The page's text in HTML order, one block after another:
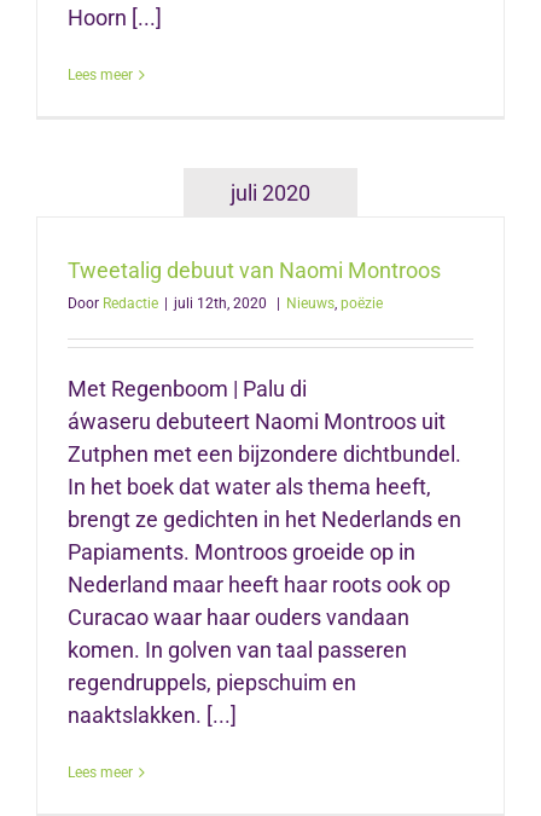
Hoorn [...]
Lees meer
juli 2020
Tweetalig debuut van Naomi Montroos
Door Redactie juli 12th, 2020 Nieuws, poëzie
Met Regenboom | Palu di
áwaseru debuteert Naomi Montroos uit
Zutphen met een bijzondere dichtbundel.
In het boek dat water als thema heeft,
brengt ze gedichten in het Nederlands en
Papiaments. Montroos groeide op in
Nederland maar heeft haar roots ook op
Curacao waar haar ouders vandaan
komen. In golven van taal passeren
regendruppels, piepschuim en
naaktslakken. [...]
Lees meer